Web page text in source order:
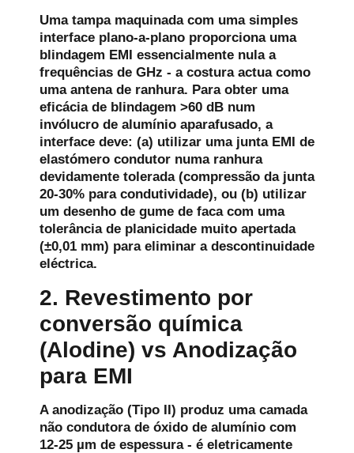
Uma tampa maquinada com uma simples
interface plano-a-plano proporciona uma
blindagem EMI essencialmente nula a
frequências de GHz - a costura actua como
uma antena de ranhura. Para obter uma
eficácia de blindagem >60 dB num
invólucro de alumínio aparafusado, a
interface deve: (a) utilizar uma junta EMI de
elastómero condutor numa ranhura
devidamente tolerada (compressão da junta
20-30% para condutividade), ou (b) utilizar
um desenho de gume de faca com uma
tolerância de planicidade muito apertada
(±0,01 mm) para eliminar a descontinuidade
eléctrica.
2. Revestimento por
conversão química
(Alodine) vs Anodização
para EMI
A anodização (Tipo II) produz uma camada
não condutora de óxido de alumínio com
12-25 µm de espessura - é eletricamente